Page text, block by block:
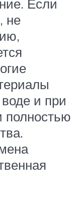
Если
не
и при
полностью